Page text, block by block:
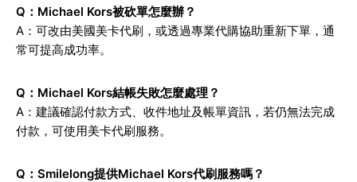
Q：Michael Kors被砍單怎麼辦？
A：可改由美國美卡代刷，或透過專業代購協助重新下單，通
常可提高成功率。
Q：Michael Kors結帳失敗怎麼處理？
A：建議確認付款方式、收件地址及帳單資訊，若仍無法完成
付款，可使用美卡代刷服務。
Q：Smilelong提供Michael Kors代刷服務嗎？